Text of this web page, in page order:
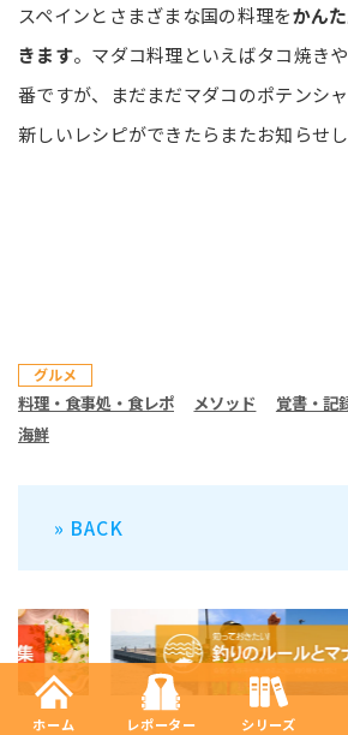
スペインとさまざまな国の料理をかん
きます。マダコ料理といえばタコ焼き
番ですが、まだまだマダコのポテンシ
新しいレシピができたらまたお知らせし
グルメ
料理・食事処・食レポ メソッド 覚書・記
海鮮
» BACK
ホーム レポーター シリーズ